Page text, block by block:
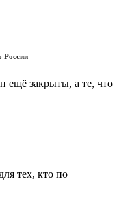
России
ещё закрыты, а те, что
тех, кто по